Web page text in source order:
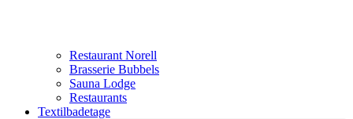
Restaurant Norell
Brasserie Bubbels
Sauna Lodge
Restaurants
Textilbadetage